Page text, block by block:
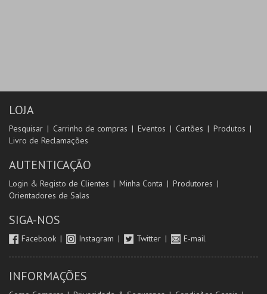
LOJA
Pesquisar Carrinho de compras Eventos Cartões
Produtos
Livro de Reclamações
AUTENTICAÇÃO
Login & Registo de Clientes Minha Conta
Produtores
Orientadores de Salas
SIGA-NOS
Facebook Instagram Twitter E-mail
INFORMAÇÕES